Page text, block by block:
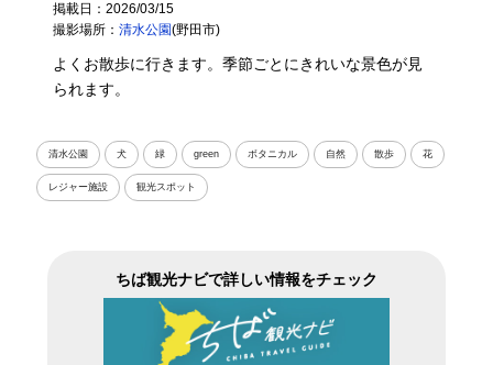
掲載日：2026/03/15
撮影場所：清水公園(野田市)
よくお散歩に行きます。季節ごとにきれいな景色が見
られます。
清水公園 犬 緑 green ボタニカル 自然 散歩 花
レジャー施設 観光スポット
ちば観光ナビで詳しい情報をチェック